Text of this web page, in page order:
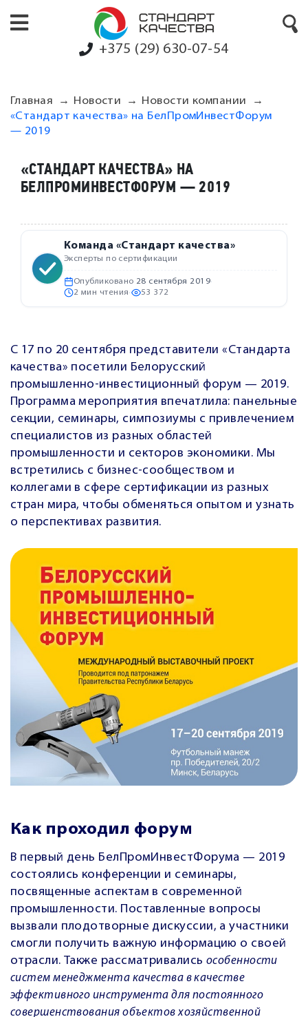
+375 (29) 630-07-54
Главная Новости
Новости компании
«Стандарт качества» на БелПромИнвестФорум
— 2019
«СТАНДАРТ КАЧЕСТВА» НА
БЕЛПРОМИНВЕСТФОРУМ — 2019
Команда «Стандарт качества»
Эксперты по сертификации
Опубликовано 28 сентября 2019·
2 мин чтения· 53 372
С 17 по 20 сентября представители «Стандарта
качества» посетили Белорусский
промышленно-инвестиционный форум — 2019.
Программа мероприятия впечатлила: панельные
секции, семинары, симпозиумы с привлечением
специалистов из разных областей
промышленности и секторов экономики. Мы
встретились с бизнес-сообществом и
коллегами в сфере сертификации из разных
стран мира, чтобы обменяться опытом и узнать
о перспективах развития.
Как проходил форум
В первый день БелПромИнвестФорума — 2019
состоялись конференции и семинары,
посвященные аспектам в современной
промышленности. Поставленные вопросы
вызвали плодотворные дискуссии, а участники
смогли получить важную информацию о своей
отрасли. Также рассматривались особенности
систем менеджмента качества в качестве
эффективного инструмента для постоянного
совершенствования объектов хозяйственной